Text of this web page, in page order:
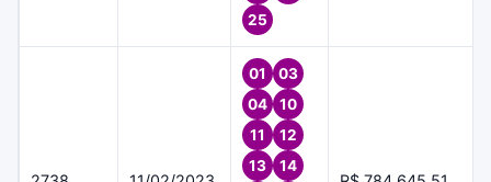
25
01
03
04
10
11
12
13
14